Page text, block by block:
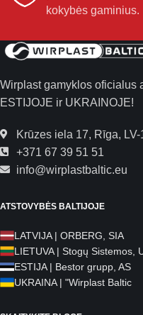
kokybės gaminius.
Wirplast gamyklos oficialus
ESTIJOJE ir UKRAINOJE!
Krūzes iela 17, Rīga, LV-
+371 67 39 51 51
info@wirplastbaltic.eu
ATSTOVYBĖS BALTIJOJE
LATVIJA | ORBERG, SIA
LIETUVA | Stogų Sistemos,
ESTIJA | Bestor grupp, AS
UKRAINA | "Wirplast Baltic